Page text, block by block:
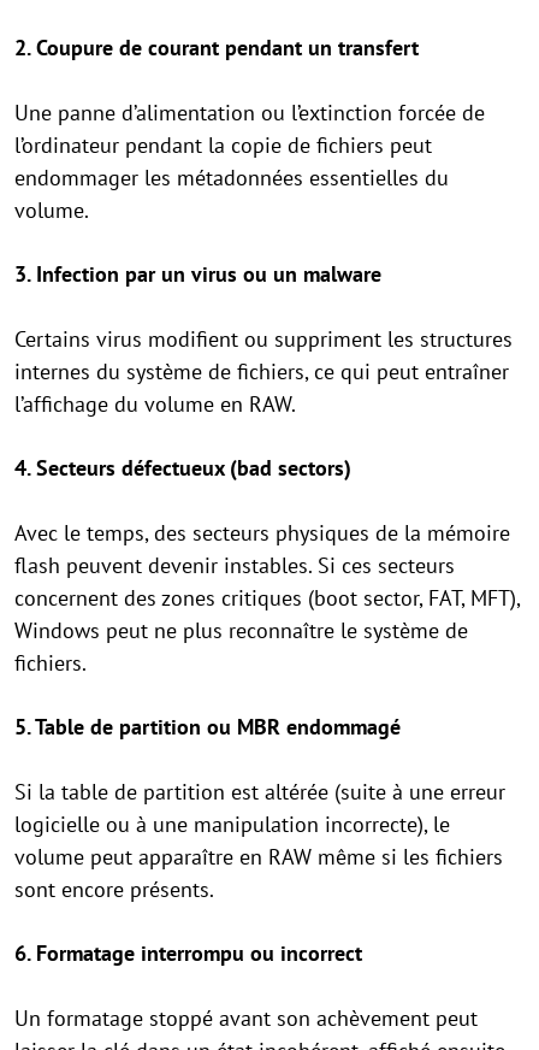
2. Coupure de courant pendant un transfert
Une panne d’alimentation ou l’extinction forcée de
l’ordinateur pendant la copie de fichiers peut
endommager les métadonnées essentielles du
volume.
3. Infection par un virus ou un malware
Certains virus modifient ou suppriment les structures
internes du système de fichiers, ce qui peut entraîner
l’affichage du volume en RAW.
4. Secteurs défectueux (bad sectors)
Avec le temps, des secteurs physiques de la mémoire
flash peuvent devenir instables. Si ces secteurs
concernent des zones critiques (boot sector, FAT, MFT),
Windows peut ne plus reconnaître le système de
fichiers.
5. Table de partition ou MBR endommagé
Si la table de partition est altérée (suite à une erreur
logicielle ou à une manipulation incorrecte), le
volume peut apparaître en RAW même si les fichiers
sont encore présents.
6. Formatage interrompu ou incorrect
Un formatage stoppé avant son achèvement peut